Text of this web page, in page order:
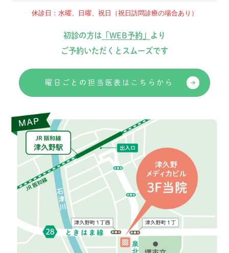
休診日：水曜、日曜、祝日（祝日訪問診療の場合あり）
初診の方は 「WEB予約」
より
ご予約いただくとスムーズです
曜日ごとの担当医表はこちらから